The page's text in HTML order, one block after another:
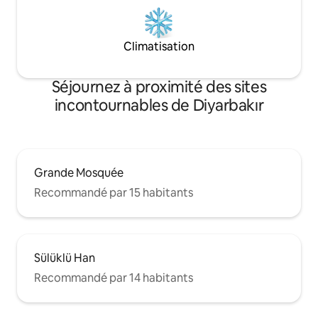
Climatisation
Séjournez à proximité des sites
incontournables de Diyarbakır
Grande Mosquée
Recommandé par 15 habitants
Sülüklü Han
Recommandé par 14 habitants